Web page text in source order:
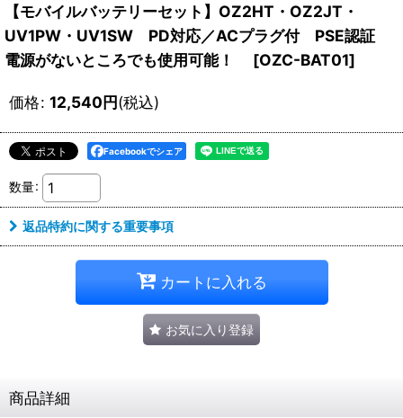
【モバイルバッテリーセット】OZ2HT・OZ2JT・
UV1PW・UV1SW PD対応／ACプラグ付 PSE認証
電源がないところでも使用可能！
[OZC-BAT01]
価格: 12,540円(税込)
Facebookでシェア
数量:
返品特約に関する重要事項
カートに入れる
お気に入り登録
商品詳細